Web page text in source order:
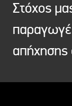
Στόχος
απήχησης